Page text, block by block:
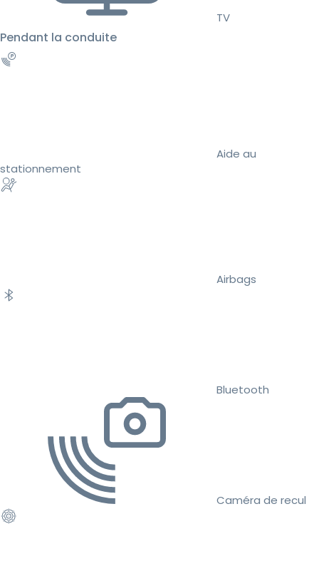
TV
Pendant la conduite
Aide au
stationnement
Airbags
Bluetooth
Caméra de recul